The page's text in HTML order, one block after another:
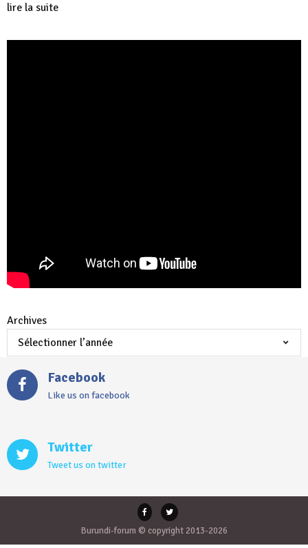
lire la suite
Archives
Facebook
Like us on facebook
Twitter
Tweet us on twitter
Burundi-forum © copyright 2013-2026